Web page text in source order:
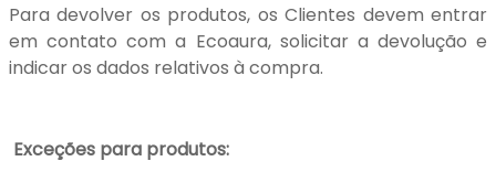
Para devolver os produtos, os Clientes devem entrar
em contato com a Ecoaura, solicitar a devolução e
indicar os dados relativos à compra.
Exceções para produtos: